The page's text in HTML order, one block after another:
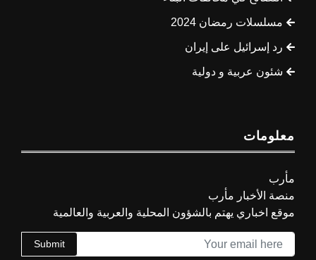
مسلسلات رمضان 2024
رد إسرائيل على إيران
شئون عربية و دولية
معلومات
مأرب
منصة الأخبار مأرب
موقع اخباري يهتم بالشؤون المحلية والعربية والعالمية
Submit